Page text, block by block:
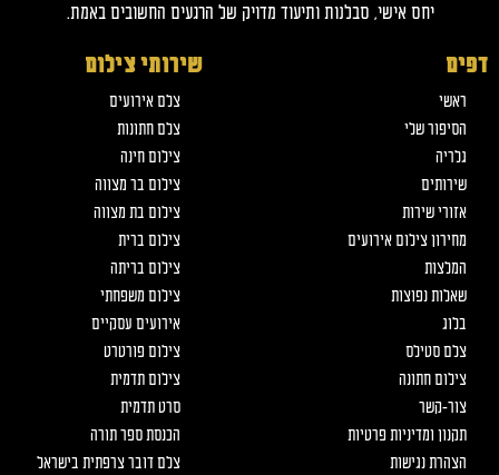
יחס אישי, סבלנות ותיעוד מדויק של הרגעים החשובים באמת.
דפים
ראשי
הסיפור שלי
גלריה
שירותים
אזורי שירות
מחירון צילום אירועים
המלצות
שאלות נפוצות
בלוג
צלם סטילס
צילום חתונה
צור-קשר
תקנון ומדיניות פרטיות
הצהרת נגישות
שירותי צילום
צלם אירועים
צלם חתונות
צילום חינה
צילום בר מצווה
צילום בת מצווה
צילום ברית
צילום בריתה
צילום משפחתי
אירועים עסקיים
צילום פורטרט
צילום תדמית
סרט תדמית
הכנסת ספר תורה
צלם דובר צרפתית בישראל